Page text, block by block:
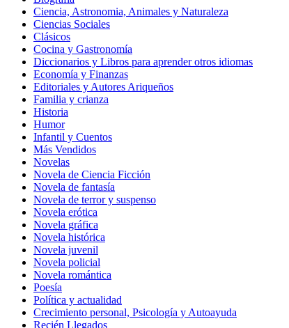
Ciencia, Astronomia, Animales y Naturaleza
Ciencias Sociales
Clásicos
Cocina y Gastronomía
Diccionarios y Libros para aprender otros idiomas
Economía y Finanzas
Editoriales y Autores Ariqueños
Familia y crianza
Historia
Humor
Infantil y Cuentos
Más Vendidos
Novelas
Novela de Ciencia Ficción
Novela de fantasía
Novela de terror y suspenso
Novela erótica
Novela gráfica
Novela histórica
Novela juvenil
Novela policial
Novela romántica
Poesía
Política y actualidad
Crecimiento personal, Psicología y Autoayuda
Recién Llegados